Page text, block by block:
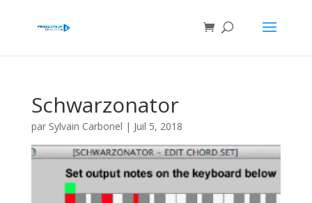
Schwarzonator
par Sylvain Carbonel | Juil 5, 2018